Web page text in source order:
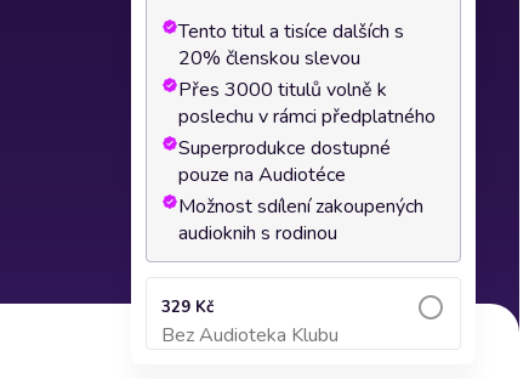
Tento titul a tisíce dalších s
20% členskou slevou
Přes 3000 titulů volně k
poslechu v rámci předplatného
Superprodukce dostupné
pouze na Audiotéce
Možnost sdílení zakoupených
audioknih s rodinou
329 Kč
Bez Audioteka Klubu
Přidat do košíku